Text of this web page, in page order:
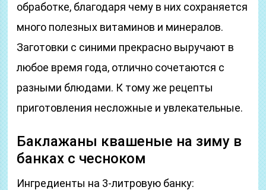
обработке, благодаря чему в них сохраняется
много полезных витаминов и минералов.
Заготовки с синими прекрасно выручают в
любое время года, отлично сочетаются с
разными блюдами. К тому же рецепты
приготовления несложные и увлекательные.
Баклажаны квашеные на зиму в
банках с чесноком
Ингредиенты на 3-литровую банку: